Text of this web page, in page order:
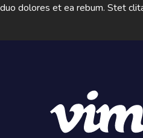
duo dolores et ea rebum. Stet